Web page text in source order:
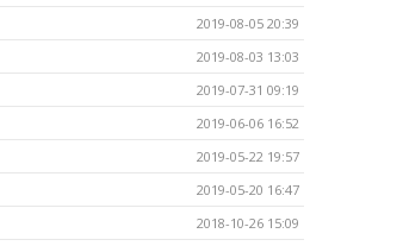
2019-08-05 20:39
2019-08-03 13:03
2019-07-31 09:19
2019-06-06 16:52
2019-05-22 19:57
2019-05-20 16:47
2018-10-26 15:09